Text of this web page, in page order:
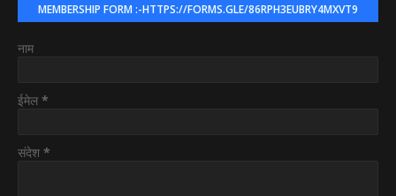
MEMBERSHIP FORM :-HTTPS://FORMS.GLE/86RPH3EUBRY4MXVT9
नाम
ईमेल *
संदेश *